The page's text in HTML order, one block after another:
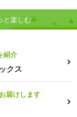
と楽しむ
紹介
クス
届けします